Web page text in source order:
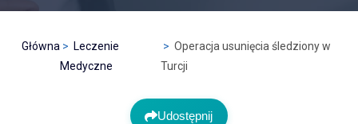
Główna
Leczenie
Medyczne
Operacja usunięcia śledziony w
Turcji
Udostępnij